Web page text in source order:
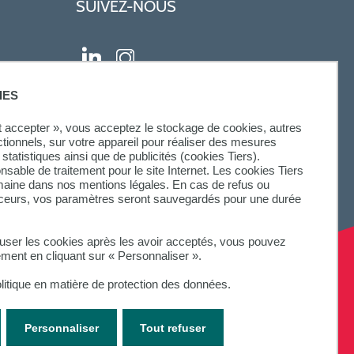
accepter », vous acceptez le stockage de cookies, autres
sur votre appareil pour réaliser des mesures
ainsi que de publicités (cookies Tiers).
de traitement pour le site Internet. Les cookies Tiers
dans nos mentions légales. En cas de refus ou
vos paramètres seront sauvegardés pour une durée
les cookies après les avoir acceptés, vous pouvez
en cliquant sur « Personnaliser ».
en matière de protection des données.
Tout refuser
Personnaliser
SUIVEZ-NOUS